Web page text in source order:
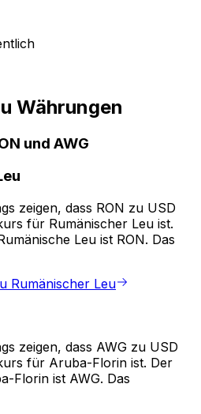
Währungen
und AWG
zeigen, dass RON zu USD
für Rumänischer Leu ist.
Leu ist RON. Das
Rumänischer Leu
zeigen, dass AWG zu USD
für Aruba-Florin ist. Der
Florin ist AWG. Das